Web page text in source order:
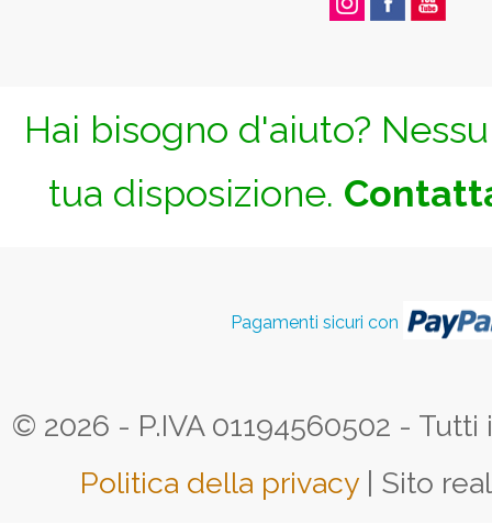
Hai bisogno d'aiuto?
tua disposizione.
Pagamenti sicuri con
© 2026 - P.IVA 01194560502 -
Politica della privacy | Sito